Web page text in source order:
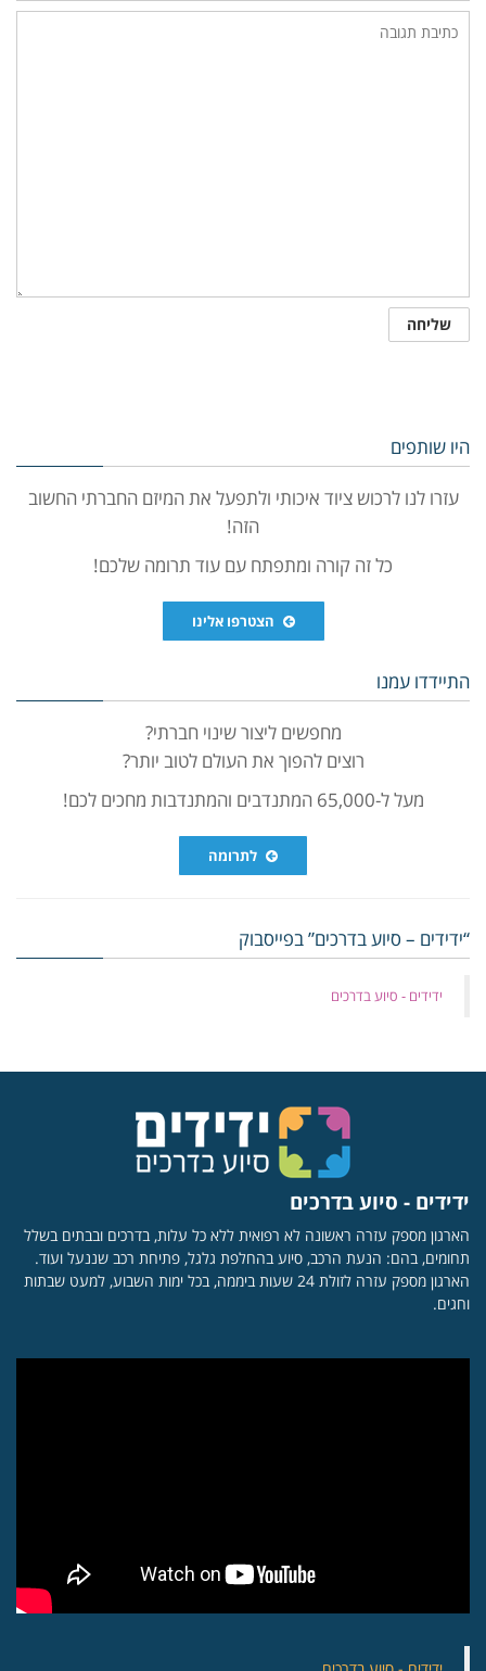
היו שותפים
עזרו לנו לרכוש ציוד איכותי ולתפעל את המיזם החברתי החשוב
הזה!
כל זה קורה ומתפתח עם עוד תרומה שלכם!
הצטרפו אלינו
התיידדו עמנו
מחפשים ליצור שינוי חברתי?
רוצים להפוך את העולם לטוב יותר?
מעל ל-65,000 המתנדבים והמתנדבות מחכים לכם!
לתרומה
“ידידים – סיוע בדרכים” בפייסבוק
‏ידידים - סיוע בדרכים
ידידים - סיוע בדרכים
הארגון מספק עזרה ראשונה לא רפואית ללא כל עלות, בדרכים ובבתים בשלל
תחומים, בהם: הנעת הרכב, סיוע בהחלפת גלגל, פתיחת רכב שננעל ועוד.
הארגון מספק עזרה לזולת 24 שעות ביממה, בכל ימות השבוע, למעט שבתות
וחגים.